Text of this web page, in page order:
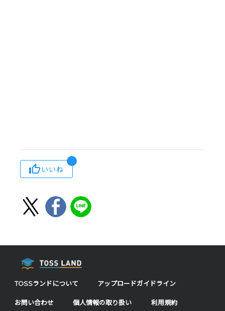
いいね
TOSSランドについて アップロードガイドライン
お問い合わせ 個人情報の取り扱い 利用規約